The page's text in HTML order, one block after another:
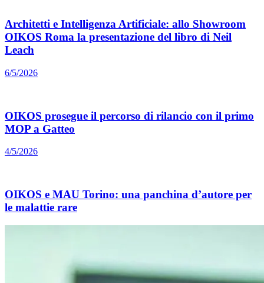
Architetti e Intelligenza Artificiale: allo Showroom
OIKOS Roma la presentazione del libro di Neil
Leach
6/5/2026
OIKOS prosegue il percorso di rilancio con il primo
MOP a Gatteo
4/5/2026
OIKOS e MAU Torino: una panchina d’autore per
le malattie rare